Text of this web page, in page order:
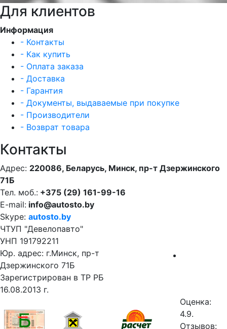
Для клиентов
Информация
- Контакты
- Как купить
- Оплата заказа
- Доставка
- Гарантия
- Документы, выдаваемые при покупке
- Производители
- Возврат товара
Контакты
Адрес: 220086, Беларусь, Минск, пр-т Дзержинского
71Б
Тел. моб.: +375 (29) 161-99-16
E-mail: info@autosto.by
Skype: autosto.by
ЧТУП "Девелопавто"
УНП 191792211
Юр. адрес: г.Минск, пр-т
Дзержинского 71Б
Зарегистрирован в ТР РБ
16.08.2013 г.
Оценка:
4.9.
Отзывов: